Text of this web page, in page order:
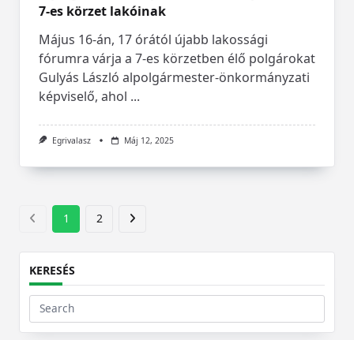
7-es körzet lakóinak
Május 16-án, 17 órától újabb lakossági
fórumra várja a 7-es körzetben élő polgárokat
Gulyás László alpolgármester-önkormányzati
képviselő, ahol ...
Egrivalasz Máj 12, 2025
1 2
KERESÉS
Search
for: